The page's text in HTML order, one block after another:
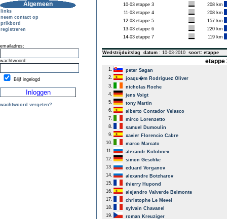
Algemeen
links
neem contact op
prikbord
registreren
emailadres:
wachtwoord:
Blijf ingelogd
wachtwoord vergeten?
10-03 etappe 3
208 km
11-03 etappe 4
208 km
12-03 etappe 5
157 km
13-03 etappe 6
220 km
14-03 etappe 7 119 km
Wedstrijduitslag datum : 10-03-2010 soort: etappe
etappe
1.
peter Sagan
2.
joaqu�m Rodriguez Oliver
3.
nicholas Roche
4.
jens Voigt
5.
tony Martin
6.
alberto Contador Velasco
7.
mirco Lorenzetto
8.
samuel Dumoulin
9.
xavier Florencio Cabre
10.
marco Marcato
11.
alexandr Kolobnev
12.
simon Geschke
13.
eduard Vorganov
14.
alexandre Botcharov
15.
thierry Hupond
16.
alejandro Valverde Belmonte
17.
christophe Le Mevel
18.
sylvain Chavanel
19.
roman Kreuziger